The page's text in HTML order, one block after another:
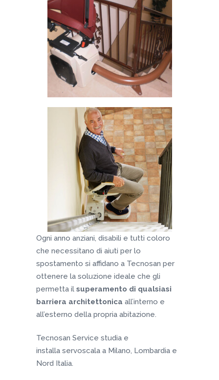
Ogni anno anziani, disabili e tutti coloro
che necessitano di aiuti per lo
spostamento si affidano a Tecnosan per
ottenere la soluzione ideale che gli
permetta il superamento di qualsiasi
barriera architettonica all’interno e
all’esterno della propria abitazione.
Tecnosan Service studia e
installa servoscala a Milano, Lombardia e
Nord Italia.